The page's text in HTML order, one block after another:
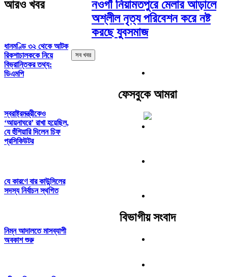
আরও খবর
ধানমণ্ডি ৩২ থেকে আটক
রিকশাচালককে নিয়ে
বিভ্রান্তিকর তথ্য:
ডিএমপি
স্বরাষ্ট্রমন্ত্রীকেও
‘আয়নাঘরে’ রাখা হয়েছিল,
যে হুঁশিয়ারি দিলেন চিফ
প্রসিকিউটর
যে কারণে বার কাউন্সিলের
সদস্য নির্বাচন স্থগিত
নিম্ন আদালতে মাসব্যাপী
অবকাশ শুরু
নওগাঁ নিয়ামতপুরে মেলার আড়ালে
অশ্লীল নৃত্য পরিবেশন করে নষ্ট
করছে যুবসমাজ
সব খবর
ফেসবুকে আমরা
বিভাগীয় সংবাদ